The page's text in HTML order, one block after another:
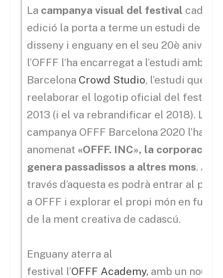
La campanya visual del festival cada
edició la porta a terme un estudi de
disseny i enguany en el seu 20è
l’OFFF l’ha encarregat a l’estudi amb
Barcelona Crowd Studio, l’estudi que va
reelaborar el logotip oficial del festival
2013 (i el va rebrandificar el 2018). La
campanya OFFF Barcelona 2020 l’han
anomenat «OFFF. INC», la corporació
genera passadissos a altres mons. A
través d’aquesta es podrà entrar al
a OFFF i explorar el propi món en
de la ment creativa de cadascú.
Enguany aterra al
festival l’OFFF Academy, amb un nou